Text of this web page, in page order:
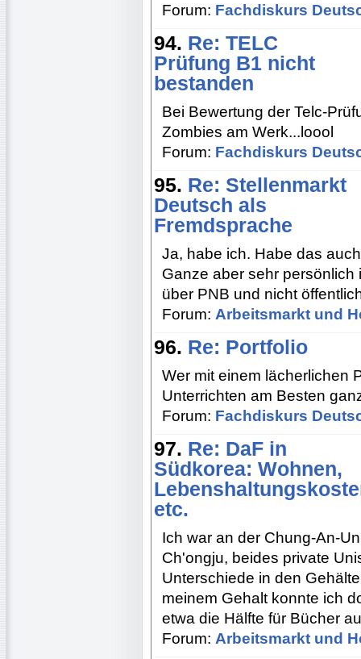
Forum: Fachdiskurs
94. Re: TELC
Prüfung B1 nicht
bestanden
Bei Bewertung der Telc-
Zombies am Werk...loool
Forum: Fachdiskurs
95. Re: Stellenmarkt
Deutsch als
Fremdsprache
Ja, habe ich. Habe das
Ganze aber sehr persönlich
über PNB und nicht
Forum: Arbeitsmarkt und
96. Re: Portfolio
Wer mit einem lächerlichen
Unterrichten am Besten
Forum: Fachdiskurs
97. Re: DaF in
Südkorea: Wohnen,
etc.
Ich war an der Chung-An-
Ch'ongju, beides private
Unterschiede in den
meinem Gehalt konnte ich
etwa die Hälfte für Bücher
Forum: Arbeitsmarkt und